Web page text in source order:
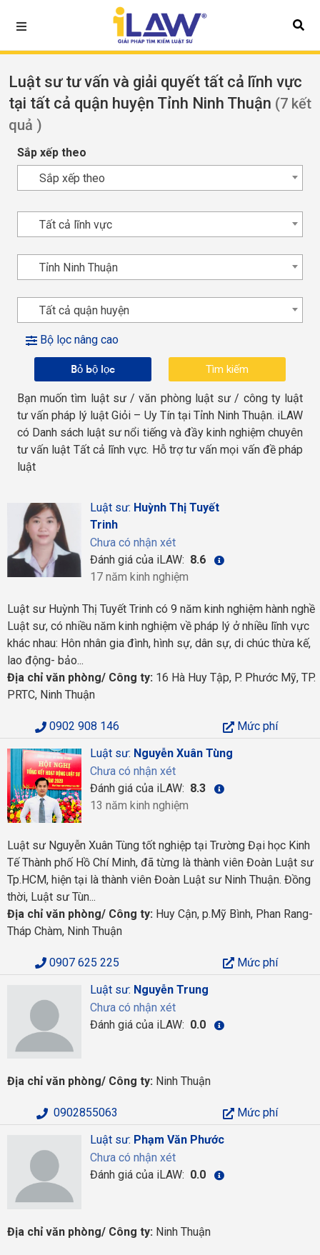
Luật sư tư vấn và giải quyết tất cả lĩnh vực
tại tất cả quận huyện Tỉnh Ninh Thuận (7 kết
quả )
Sắp xếp theo
Sắp xếp theo
Tất cả lĩnh vực
Tỉnh Ninh Thuận
Tất cả quận huyện
Bộ lọc nâng cao
Bỏ bộ lọc
Bạn muốn tìm luật sư / văn phòng luật sư / công ty luật
tư vấn pháp lý luật Giỏi – Uy Tín tại Tỉnh Ninh Thuận. iLAW
có Danh sách luật sư nổi tiếng và đầy kinh nghiệm chuyên
tư vấn luật Tất cả lĩnh vực. Hỗ trợ tư vấn mọi vấn đề pháp
luật
Luật sư: Huỳnh Thị Tuyết
Trinh
Chưa có nhận xét
Đánh giá của iLAW: 8.6
17 năm kinh nghiệm
Luật sư Huỳnh Thị Tuyết Trinh có 9 năm kinh nghiệm hành nghề
Luật sư, có nhiều năm kinh nghiệm về pháp lý ở nhiều lĩnh vực
khác nhau: Hôn nhân gia đình, hình sự, dân sự, di chúc thừa kế,
lao động- bảo...
Địa chỉ văn phòng/ Công ty: 16 Hà Huy Tập, P. Phước Mỹ, TP.
PRTC, Ninh Thuận
0902 908 146
Mức phí
Luật sư: Nguyễn Xuân Tùng
Chưa có nhận xét
Đánh giá của iLAW: 8.3
13 năm kinh nghiệm
Luật sư Nguyễn Xuân Tùng tốt nghiệp tại Trường Đại học Kinh
Tế Thành phố Hồ Chí Minh, đã từng là thành viên Đoàn Luật sư
Tp.HCM, hiện tại là thành viên Đoàn Luật sư Ninh Thuận. Đồng
thời, Luật sư Tùn...
Địa chỉ văn phòng/ Công ty: Huy Cận, p.Mỹ Bình, Phan Rang-
Tháp Chàm, Ninh Thuận
0907 625 225
Mức phí
Luật sư: Nguyễn Trung
Chưa có nhận xét
Đánh giá của iLAW: 0.0
Địa chỉ văn phòng/ Công ty: Ninh Thuận
0902855063
Mức phí
Luật sư: Phạm Văn Phước
Chưa có nhận xét
Đánh giá của iLAW: 0.0
Địa chỉ văn phòng/ Công ty: Ninh Thuận